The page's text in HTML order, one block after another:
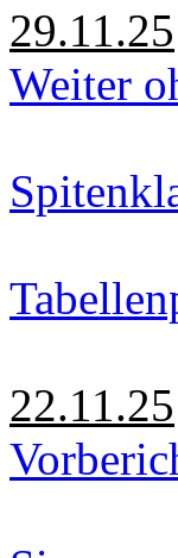
29.11.25
Weiter
22.11.25